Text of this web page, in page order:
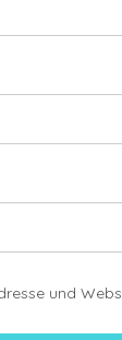
und